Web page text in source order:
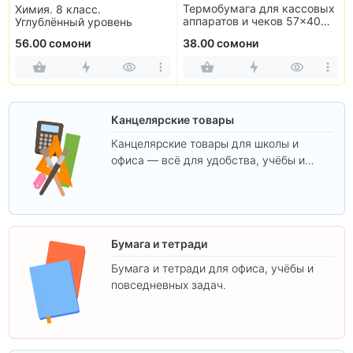
Химия. 8 класс.
Углублённый уровень
56.00 сомони
Термобумага для кассовых
аппаратов и чеков 57×40
38.00 сомони
Канцелярские товары
Канцелярские товары для школы и
офиса — всё для удобства, учёбы и
Бумага и тетради
Бумага и тетради для офиса, учёбы и
повседневных задач.